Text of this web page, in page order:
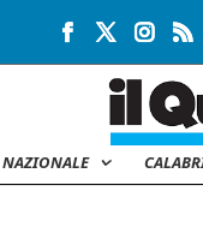
NAZIONALE